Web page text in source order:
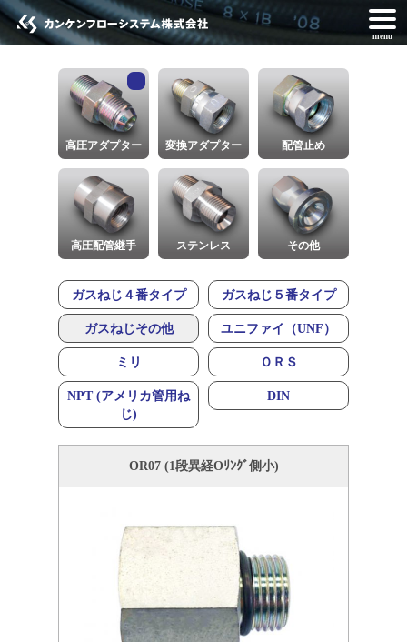
menu
高圧アダプター 変換アダプター 配管止め
高圧配管継手 ステンレス その他
ガスねじ４番タイプ ガスねじ５番タイプ
ガスねじその他 ユニファイ（UNF）
ミリ ＯＲＳ
NPT (アメリカ管用ね
じ)
DIN
OR07 (1段異経Oﾘﾝｸﾞ側小)